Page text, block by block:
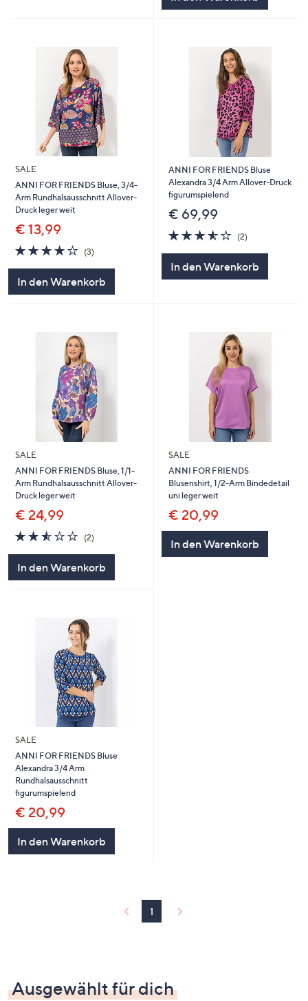
SALE
ANNI FOR FRIENDS Bluse, 3/4-
Arm Rundhalsausschnitt Allover-
Druck leger weit
€ 13,99
4.0
von
(3)3
In den Warenkorb
ANNI FOR FRIENDS Bluse
Alexandra 3/4 Arm Allover-Druck
figurumspielend
€ 69,99
3.5
von
(2)2
In den Warenkorb
SALE
ANNI FOR FRIENDS Bluse, 1/1-
Arm Rundhalsausschnitt Allover-
Druck leger weit
€ 24,99
2.5
von
5
(2)
In den Warenkorb
SALE
ANNI FOR FRIENDS
Blusenshirt, 1/2-Arm Bindedetail
uni leger weit
€ 20,99
In den Warenkorb
SALE
ANNI FOR FRIENDS Bluse
Alexandra 3/4 Arm
Rundhalsausschnitt
figurumspielend
€ 20,99
In den Warenkorb
1
Ausgewählt für dich